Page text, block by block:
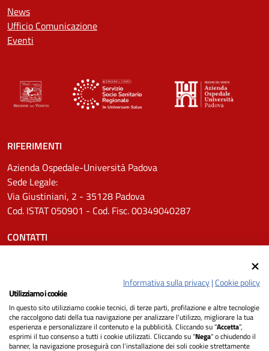
News
Ufficio Comunicazione
Eventi
RIFERIMENTI
Azienda Ospedale-Università Padova
Sede Legale:
Via Giustiniani, 2 - 35128 Padova
Cod. ISTAT 050901 - Cod. Fisc. 00349040287
CONTATTI
Pec: protocollo.aopd@pecveneto.it
SEGUICI SU
Informativa sulla privacy|Cookie policy
Utilizziamo i cookie
In questo sito utilizziamo cookie tecnici, di terze parti, profilazione e altre tecnologie
che raccolgono dati della tua navigazione per analizzare l’utilizzo, migliorare la tua
esperienza e personalizzare il contenuto e la pubblicità. Cliccando su “Accetta”,
esprimi il tuo consenso a tutti i cookie utilizzati. Cliccando su "Nega" o chiudendo il
banner, la navigazione proseguirà con l’installazione dei soli cookie strettamente